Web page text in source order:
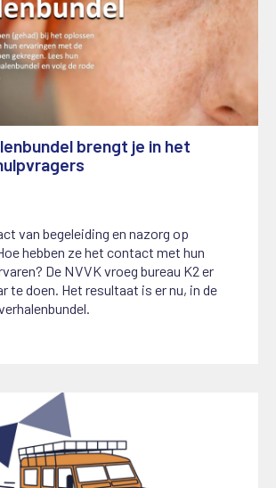
brengt je in het
van begeleiding en nazorg op
hebben ze het contact met hun
De NVVK vroeg bureau K2 er
te doen. Het resultaat is er nu, in de